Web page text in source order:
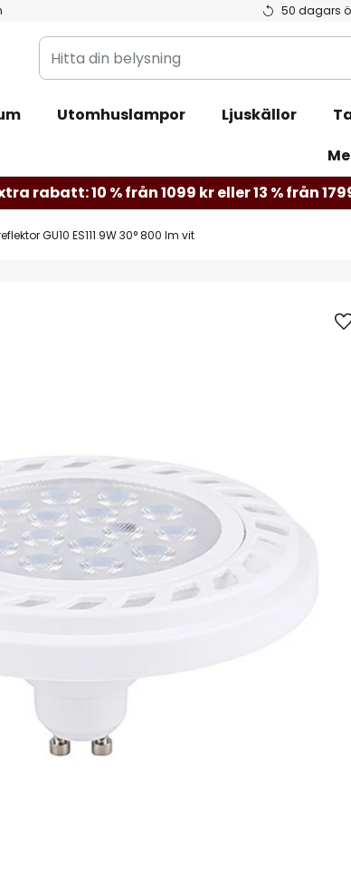
50 dagars
Hitta
din
Utomhuslampor Ljuskällor
rabatt: 10 % från 1099 kr eller 13 % från
GU10 ES111 9W 30° 800 lm vit